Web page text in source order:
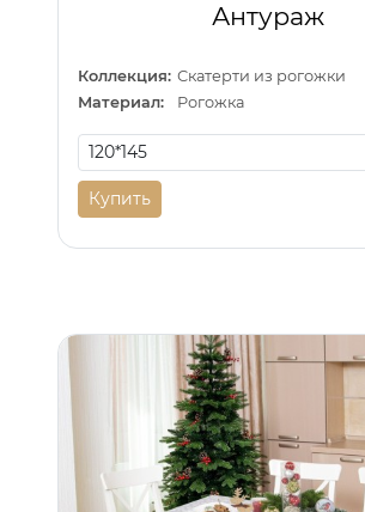
Антураж
Коллекция: Скатерти из рогожки
Материал:
Рогожка
Купить